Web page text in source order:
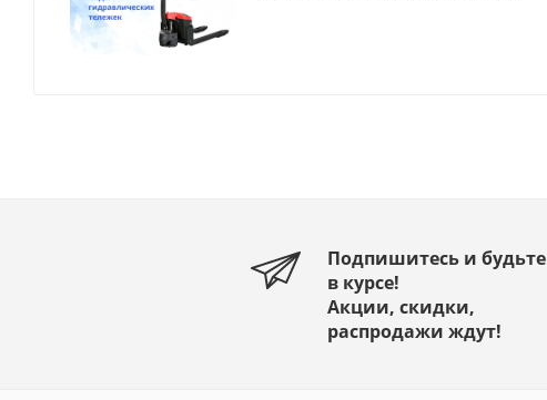
Подпишитесь и будьте
в курсе!
Акции, скидки,
распродажи ждут!